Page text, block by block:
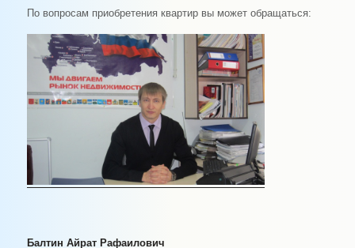
По вопросам приобретения квартир вы может обращаться:
Балтин Айрат Рафаилович